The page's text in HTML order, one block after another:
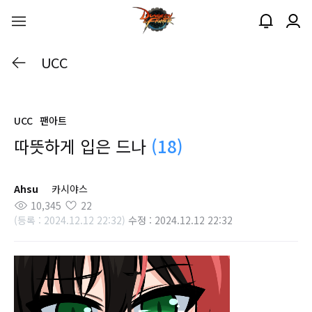
UCC
UCC 팬아트
따뜻하게 입은 드나 (18)
Ahsu
카시야스
10,345
22
(등록 : 2024.12.12 22:32) 수정 : 2024.12.12 22:32